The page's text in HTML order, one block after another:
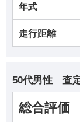
年式
走行距離
50代男性 査
総合評価